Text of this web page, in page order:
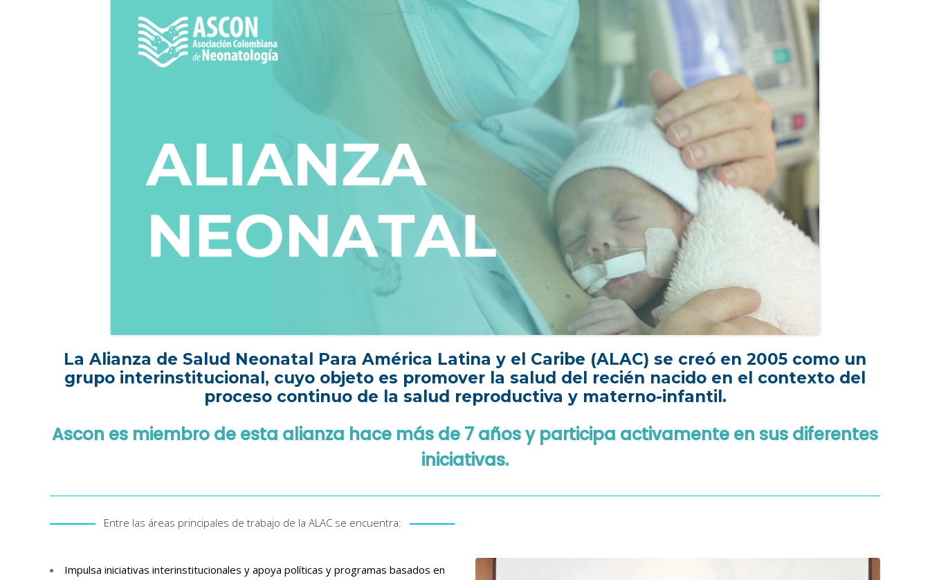
La Alianza de Salud Neonatal Para América Latina y el Caribe (ALAC) se creó en 2005 como un
grupo interinstitucional, cuyo objeto es promover la salud del recién nacido en el contexto del
proceso continuo de la salud reproductiva y materno-infantil.
Ascon es miembro de esta alianza hace más de 7 años y participa activamente en sus diferentes
iniciativas.
Entre las áreas principales de trabajo de la ALAC se encuentra:
Impulsa iniciativas interinstitucionales y apoya políticas y programas basados en